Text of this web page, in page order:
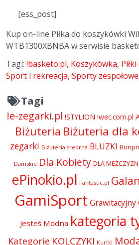
[ess_post]
Kup on-line Piłka do koszykówki
WTB1300XBNBA w serwisie
Tagi: !basketo.pl Koszykówka
Sport i rekreacja Sporty zespołowe
Tagi
!e-zegarki.pl !STYLION !wec.com.pl
Biżuteria Biżuteria dla
zegarki Biżuteria srebrna BLUZKI
Damskie Dla Kobiety DLA MĘŻCZYZN
ePinokio.pl Fantastic.pl
GamiSport Grawitacyjny
Jesteś Modna kategoria
Kategorie KOLCZYKI Kurtki